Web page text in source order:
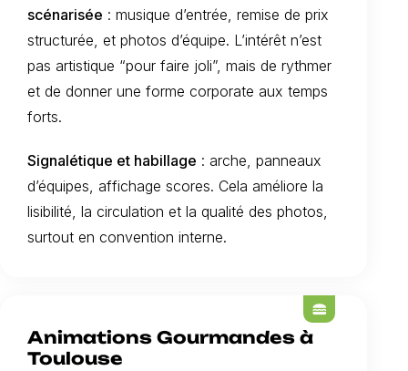
scénarisée : musique d’entrée, remise de prix
structurée, et photos d’équipe. L’intérêt n’est
pas artistique “pour faire joli”, mais de rythmer
et de donner une forme corporate aux temps
forts.
Signalétique et habillage : arche, panneaux
d’équipes, affichage scores. Cela améliore la
lisibilité, la circulation et la qualité des photos,
surtout en convention interne.
Animations Gourmandes à
Toulouse
lunch_dining